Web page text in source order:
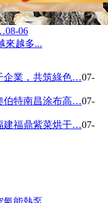
08-06
越多...
企業，共筑綠色…07-
伯特南昌涂布高…07-
建福鼎紫菜烘干…07-